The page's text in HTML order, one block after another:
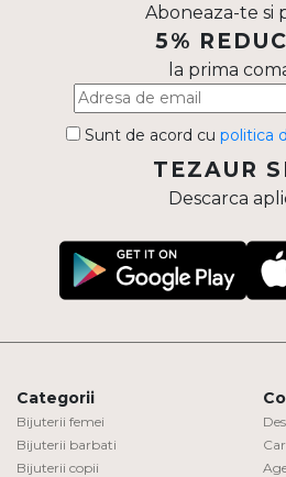
Aboneaza-te si
5%
la prima
Sunt de acord cu politica
TEZAUR
Descarca
Categorii
Bijuterii femei
Bijuterii barbati
Bijuterii copii